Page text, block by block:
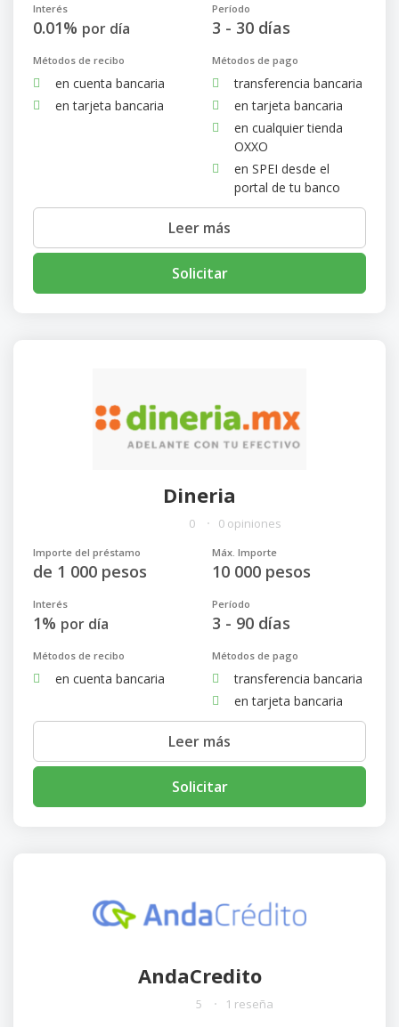
Interés
0.01% por día
Período
3 - 30 días
Métodos de recibo
en cuenta bancaria
en tarjeta bancaria
Métodos de pago
transferencia bancaria
en tarjeta bancaria
en cualquier tienda
OXXO
en SPEI desde el
portal de tu banco
Leer más
Solicitar
Dineria
0 0 opiniones
Importe del préstamo
de 1 000 pesos
Máx. Importe
10 000 pesos
Interés
1% por día
Período
3 - 90 días
Métodos de recibo
en cuenta bancaria
Métodos de pago
transferencia bancaria
en tarjeta bancaria
Leer más
Solicitar
AndaCredito
5 1 reseña